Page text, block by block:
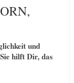
und
hilft Dir, das